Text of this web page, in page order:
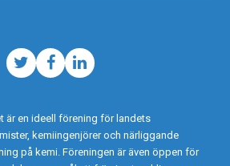
TwitterFacebook
LinkedIn
är en ideell förening för landets
kemiingenjörer och närliggande
på kemi. Föreningen är även öppen för